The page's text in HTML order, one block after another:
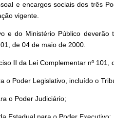
e encargos sociais dos três
vigente.
e do Ministério Público
de 04 de maio de 2000.
II da Lei Complementar nº
o Poder Legislativo, incluído o
o Poder Judiciário;